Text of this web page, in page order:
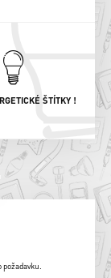
ŠTÍTKY !